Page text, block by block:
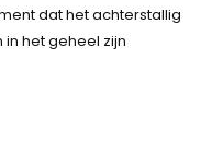
dat het achterstallig
het geheel zijn